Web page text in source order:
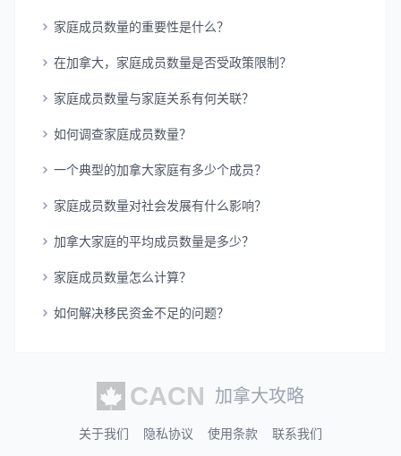
家庭成员数量的重要性是什么？
在加拿大，家庭成员数量是否受政策限制？
家庭成员数量与家庭关系有何关联？
如何调查家庭成员数量？
一个典型的加拿大家庭有多少个成员？
家庭成员数量对社会发展有什么影响？
加拿大家庭的平均成员数量是多少？
家庭成员数量怎么计算？
如何解决移民资金不足的问题？
加拿大攻略
关于我们 隐私协议 使用条款 联系我们